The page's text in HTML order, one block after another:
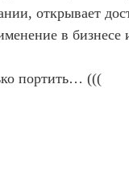
открывает
в
портить… (((